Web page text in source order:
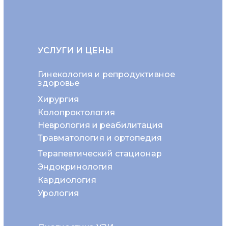
Неврология и реабилитация
Колопроктология
Хирургия
Гинекология и репродуктивное
здоровье
Травматология и ортопедия
Эндокринология
Терапевтический стационар
Кардиология
Урология
УСЛУГИ И ЦЕНЫ